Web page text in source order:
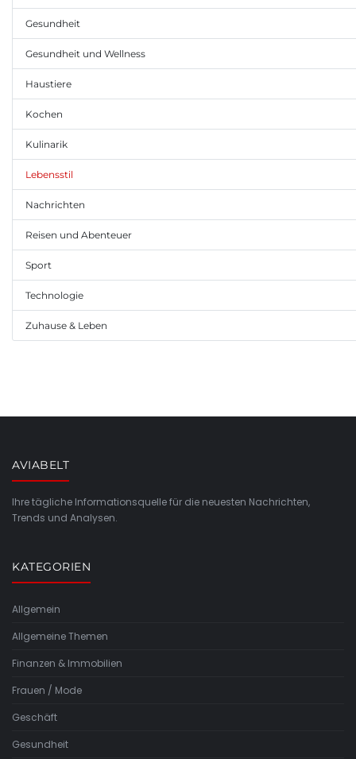
Gesundheit
Gesundheit und Wellness
Haustiere
Kochen
Kulinarik
Lebensstil
Nachrichten
Reisen und Abenteuer
Sport
Technologie
Zuhause & Leben
AVIABELT
Ihre tägliche Informationsquelle für die neuesten Nachrichten,
Trends und Analysen.
KATEGORIEN
Allgemein
Allgemeine Themen
Finanzen & Immobilien
Frauen / Mode
Geschäft
Gesundheit